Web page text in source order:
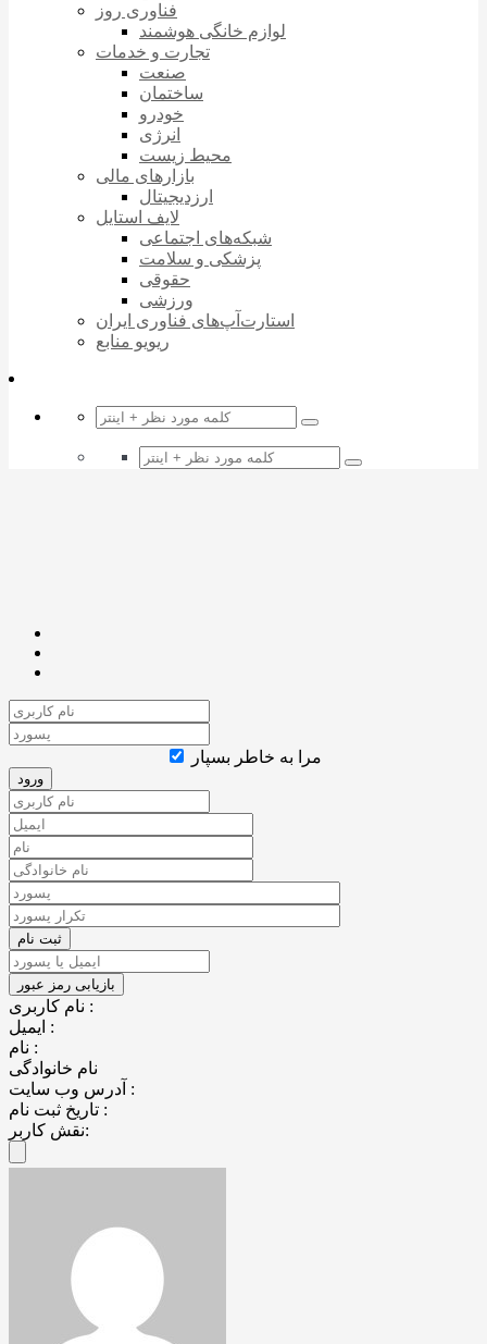
فناوری روز
لوازم خانگی هوشمند
تجارت و خدمات
صنعت
ساختمان
خودرو
انرژی
محیط زیست
بازارهای مالی
ارزدیجیتال
لایف استایل
شبکه‌های اجتماعی
پزشکی و سلامت
حقوقی
ورزشی
استارت‌آپ‌های فناوری ایران
ریویو منابع
مرا به خاطر بسپار
نام کاربری :
ایمیل :
نام :
نام خانوادگی
آدرس وب سایت :
تاریخ ثبت نام :
نقش کاربر: